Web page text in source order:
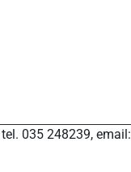
035 248239, email: